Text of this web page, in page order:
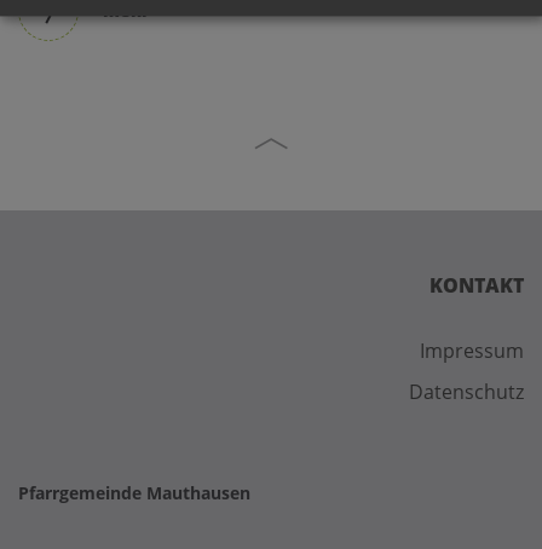
KONTAKT
Impressum
Datenschutz
Pfarrgemeinde Mauthausen